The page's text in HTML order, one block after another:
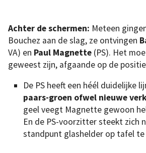
Achter de schermen: Meteen
Bouchez aan de slag, ze ontvingen
VA) en Paul Magnette (PS). Het
geweest zijn, afgaande op de
De PS heeft een héél duidelijke
paars-groen ofwel nieuwe
geel veegt Magnette gewoon
En de PS-voorzitter steekt zich
standpunt glashelder op tafel te